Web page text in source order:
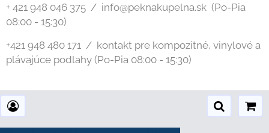
+ 421 948 046 375 / info@peknakupelna.sk (Po-Pia
08:00 - 15:30)
+421 948 480 171 / kontakt pre kompozitné, vinylové a
plávajúce podlahy (Po-Pia 08:00 - 15:30)